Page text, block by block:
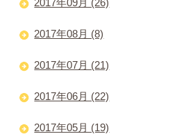
2017年09月 (26)
2017年08月 (8)
2017年07月 (21)
2017年06月 (22)
2017年05月 (19)